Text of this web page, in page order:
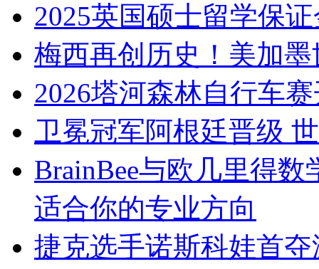
2025英国硕士留学保
梅西再创历史！美加
2026塔河森林自行车
卫冕冠军阿根廷晋级
BrainBee与欧几里得
适合你的专业方向
捷克选手诺斯科娃首